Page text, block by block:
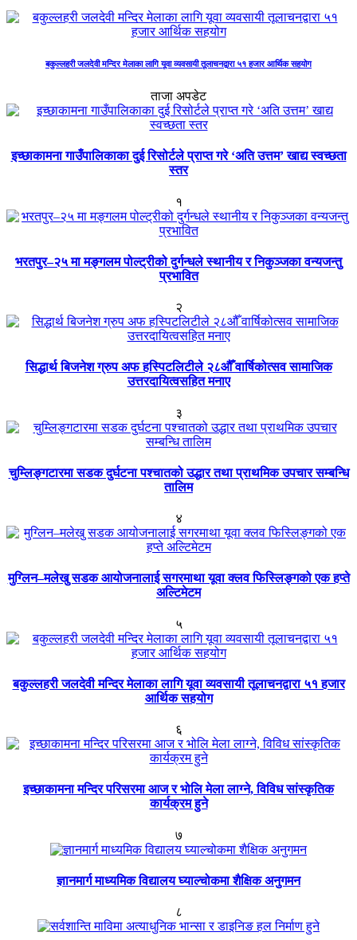
बकुल्लहरी जलदेवी मन्दिर मेलाका लागि यूवा व्यवसायी तूलाचनद्वारा ५१ हजार आर्थिक सहयोग
ताजा अपडेट
इच्छाकामना गाउँपालिकाका दुई रिसोर्टले प्राप्त गरे ‘अति उत्तम’ खाद्य स्वच्छता
स्तर
१
भरतपुर–२५ मा मङ्गलम पोल्ट्रीको दुर्गन्धले स्थानीय र निकुञ्जका वन्यजन्तु
प्रभावित
२
सिद्धार्थ बिजनेश ग्रुप अफ हस्पिटलिटीले २८औँ वार्षिकोत्सव सामाजिक
उत्तरदायित्वसहित मनाए
३
चुम्लिङ्गटारमा सडक दुर्घटना पश्चातको उद्धार तथा प्राथमिक उपचार सम्बन्धि
तालिम
४
मुग्लिन–मलेखु सडक आयोजनालाई सगरमाथा यूवा क्लव फिस्लिङ्गको एक हप्ते
अल्टिमेटम
५
बकुल्लहरी जलदेवी मन्दिर मेलाका लागि यूवा व्यवसायी तूलाचनद्वारा ५१ हजार
आर्थिक सहयोग
६
इच्छाकामना मन्दिर परिसरमा आज र भोलि मेला लाग्ने, विविध सांस्कृतिक
कार्यक्रम हुने
७
ज्ञानमार्ग माध्यमिक विद्यालय घ्याल्चोकमा शैक्षिक अनुगमन
८